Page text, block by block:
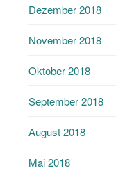
Dezember 2018
November 2018
Oktober 2018
September 2018
August 2018
Mai 2018